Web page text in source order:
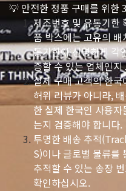
💡 안전한 정품 구매를 위
제조번호 및 유통기한
품 박스에는 고유의
통기한이 선명하게 각
증할 수 있는 업체인
실제 구매 고객의 한
허위 리뷰가 아니라,
한 실제 한국인 사용
는지 검증해야 합니다.
투명한 배송 추적
S)이나 글로벌 물류를
추적할 수 있는 송장
확인하십시오.